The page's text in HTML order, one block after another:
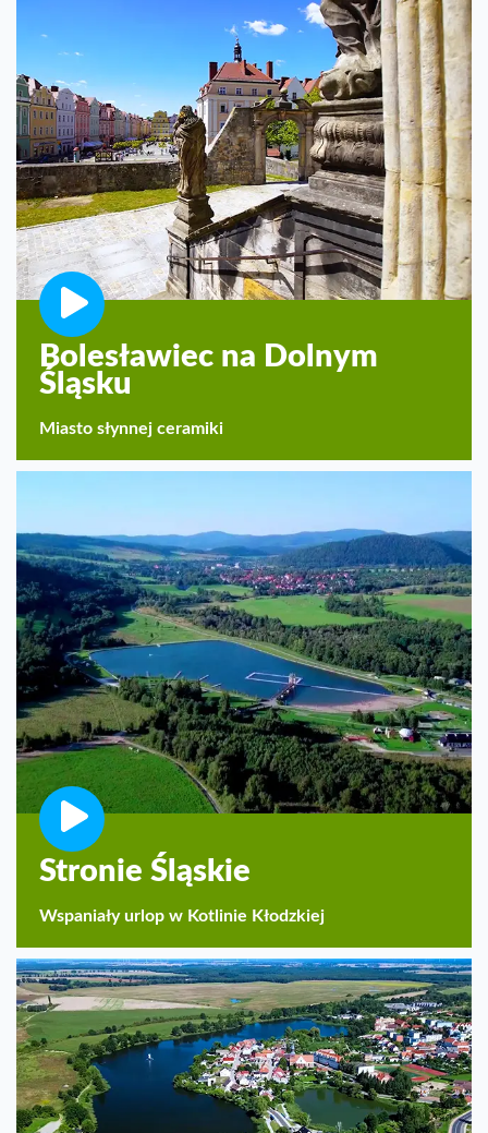
Bolesławiec na Dolnym
Śląsku
Miasto słynnej ceramiki
Stronie Śląskie
Wspaniały urlop w Kotlinie Kłodzkiej